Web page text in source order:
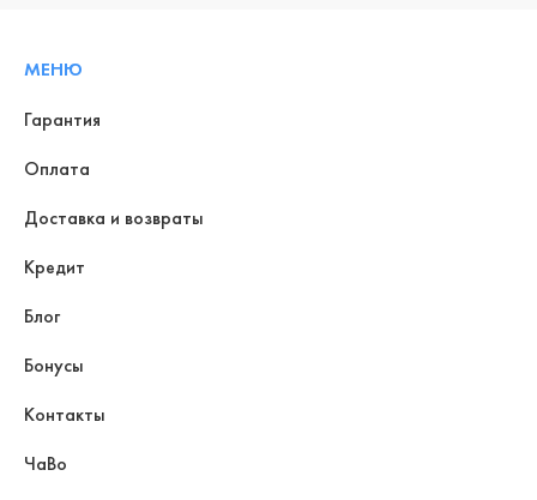
МЕНЮ
Гарантия
Оплата
Доставка и возвраты
Кредит
Блог
Бонусы
Контакты
ЧаВо